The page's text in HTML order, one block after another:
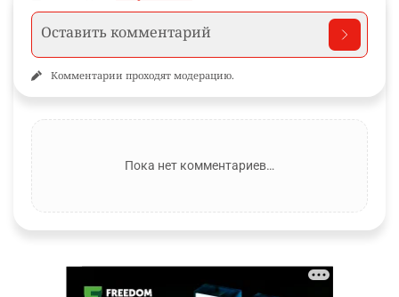
Комментарии проходят модерацию.
Пока нет комментариев…